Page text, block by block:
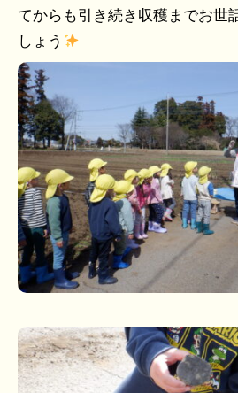
てからも引き続き収穫までお世
しょう